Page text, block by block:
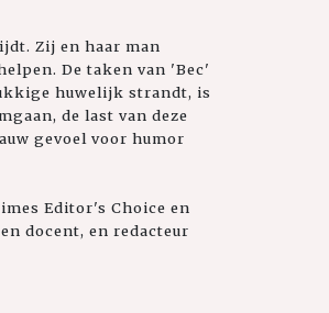
Zij en haar man
De taken van 'Bec'
huwelijk strandt, is
de last van deze
gevoel voor humor
Editor's Choice en
docent, en redacteur